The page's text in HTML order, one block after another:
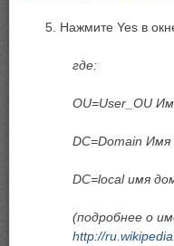
5. Нажмите Yes в
где:
OU=User_OU
DC=Domain
DC=local имя
(подробнее о
http://